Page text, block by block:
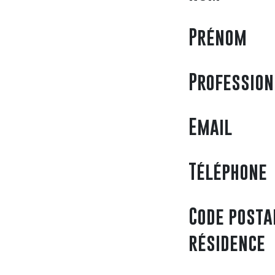
Prénom
Profession
Email
Téléphone
Code
résidence